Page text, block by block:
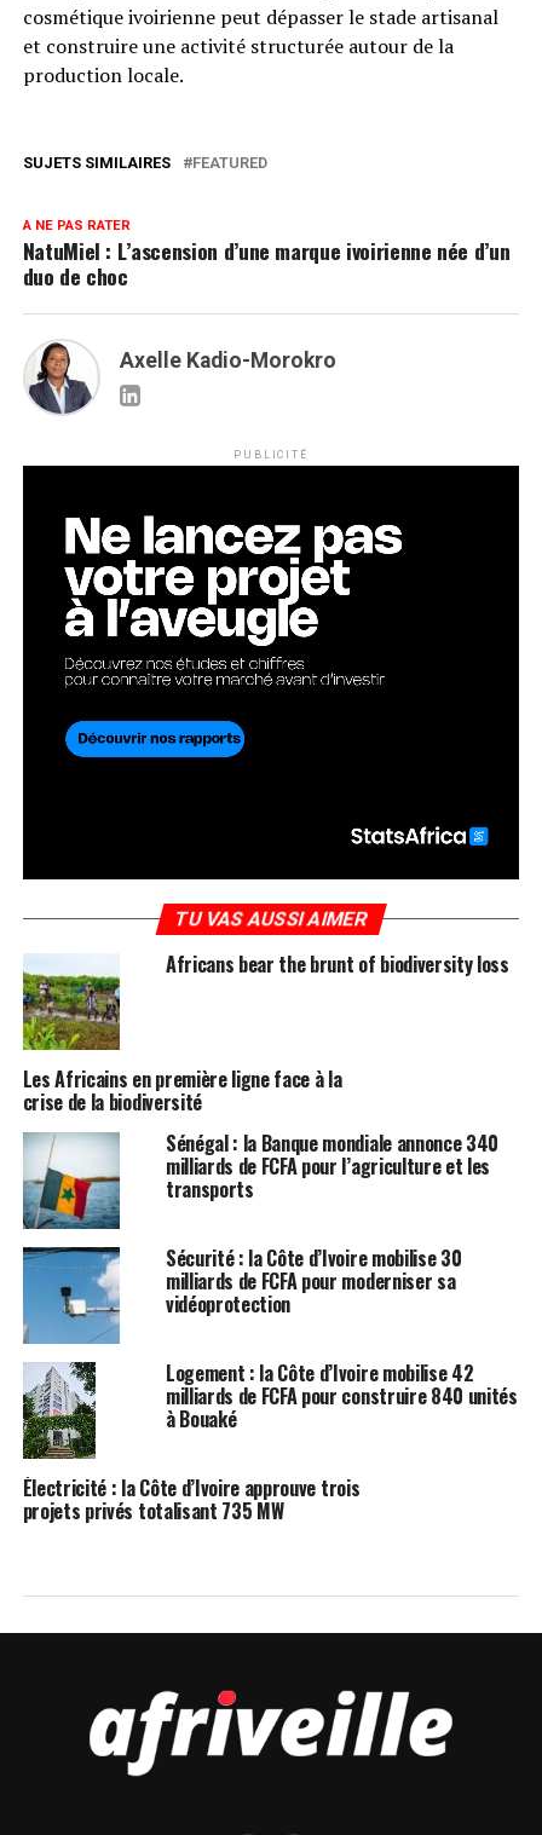
cosmétique ivoirienne peut dépasser le stade artisanal
et construire une activité structurée autour de la
production locale.
SUJETS SIMILAIRES FEATURED
A NE PAS RATER
NatuMiel : L’ascension d’une marque ivoirienne née d’un
duo de choc
Axelle Kadio-Morokro
PUBLICITÉ
TU VAS AUSSI AIMER
Africans bear the brunt of biodiversity loss
Les Africains en première ligne face à la
crise de la biodiversité
Sénégal : la Banque mondiale annonce 340
milliards de FCFA pour l’agriculture et les
transports
Sécurité : la Côte d’Ivoire mobilise 30
milliards de FCFA pour moderniser sa
vidéoprotection
Logement : la Côte d’Ivoire mobilise 42
milliards de FCFA pour construire 840 unités
à Bouaké
Électricité : la Côte d’Ivoire approuve trois
projets privés totalisant 735 MW